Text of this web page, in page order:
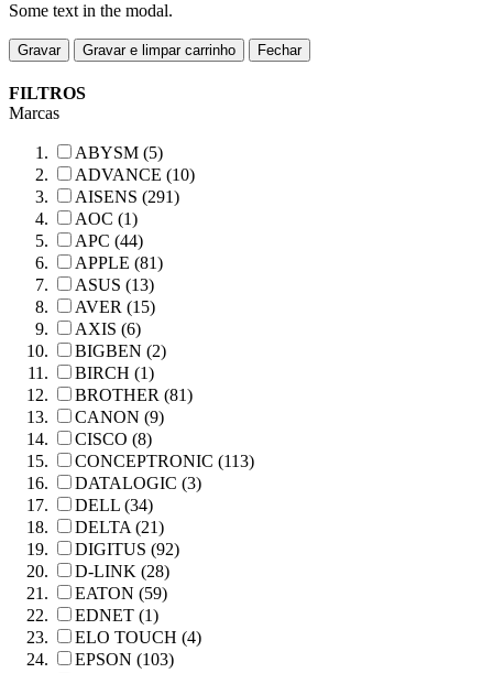
Some text in the modal.
Gravar Gravar e limpar carrinho Fechar
FILTROS
Marcas
ABYSM (5)
ADVANCE (10)
AISENS (291)
AOC (1)
APC (44)
APPLE (81)
ASUS (13)
AVER (15)
AXIS (6)
BIGBEN (2)
BIRCH (1)
BROTHER (81)
CANON (9)
CISCO (8)
CONCEPTRONIC (113)
DATALOGIC (3)
DELL (34)
DELTA (21)
DIGITUS (92)
D-LINK (28)
EATON (59)
EDNET (1)
ELO TOUCH (4)
EPSON (103)